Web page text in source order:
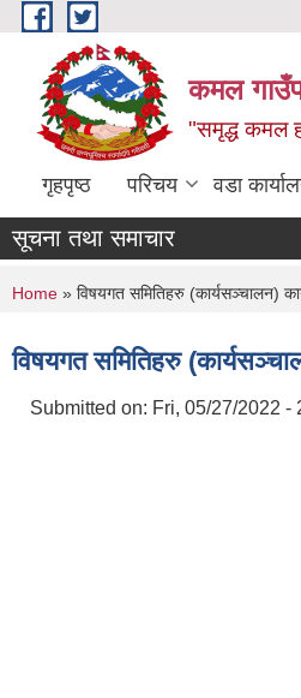
Skip to main content
कमल
"समृद्ध कमल
गृहपृष्ठ परिचय वडा
सूचना तथा समाचार
You are here
Home » विषयगत समितिहरु (कार्यसञ्चालन)
विषयगत समितिहरु
Submitted on: Fri, 05/27/2022 -